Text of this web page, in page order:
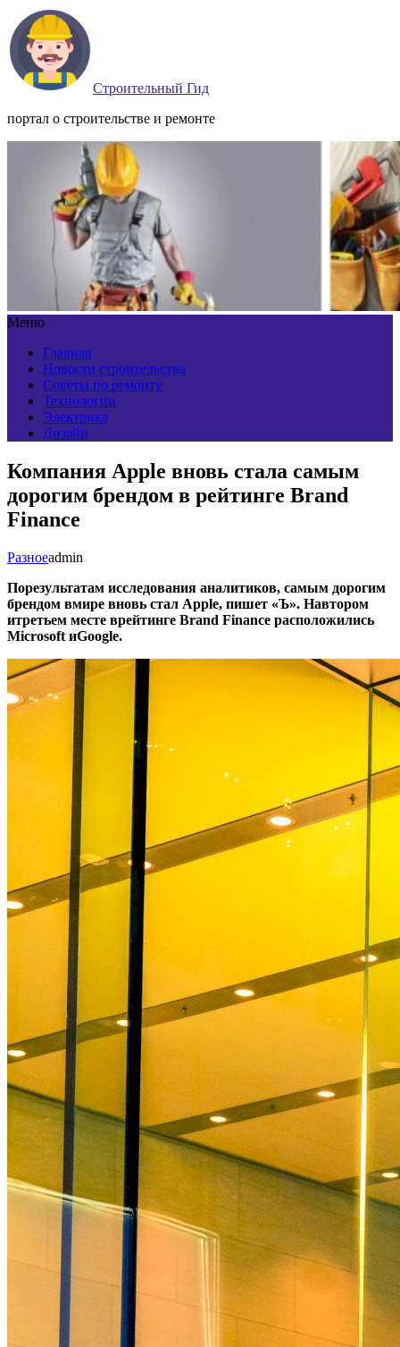
Строительный Гид
портал о строительстве и ремонте
Меню
Главная
Новости строительства
Советы по ремонту
Технологии
Электрика
Дизайн
Компания Apple вновь стала самым
дорогим брендом в рейтинге Brand
Finance
Разноеadmin
Порезультатам исследования аналитиков, самым дорогим
брендом вмире вновь стал Apple, пишет «Ъ». Навтором
итретьем месте врейтинге Brand Finance расположились
Microsoft иGoogle.